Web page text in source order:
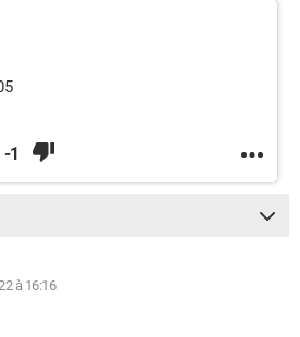
-1
à 16:16